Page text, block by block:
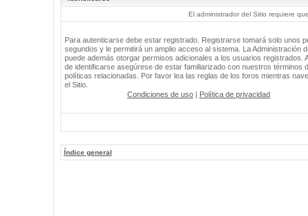
El administrador del Sitio requiere
Para autenticarse debe estar registrado. Registrarse tomará solo unos
segundos y le permitirá un amplio acceso al sistema. La Administración
puede además otorgar permisos adicionales a los usuarios registrados.
de identificarse asegúrese de estar familiarizado con nuestros términos
políticas relacionadas. Por favor lea las reglas de los foros mientras
el Sitio.
Condiciones de uso | Política de privacidad
Índice general